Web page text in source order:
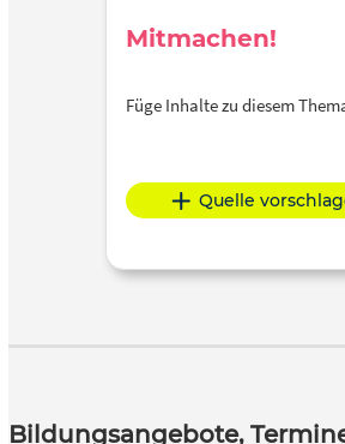
Mitmachen!
Füge Inhalte zu diesem
Quelle